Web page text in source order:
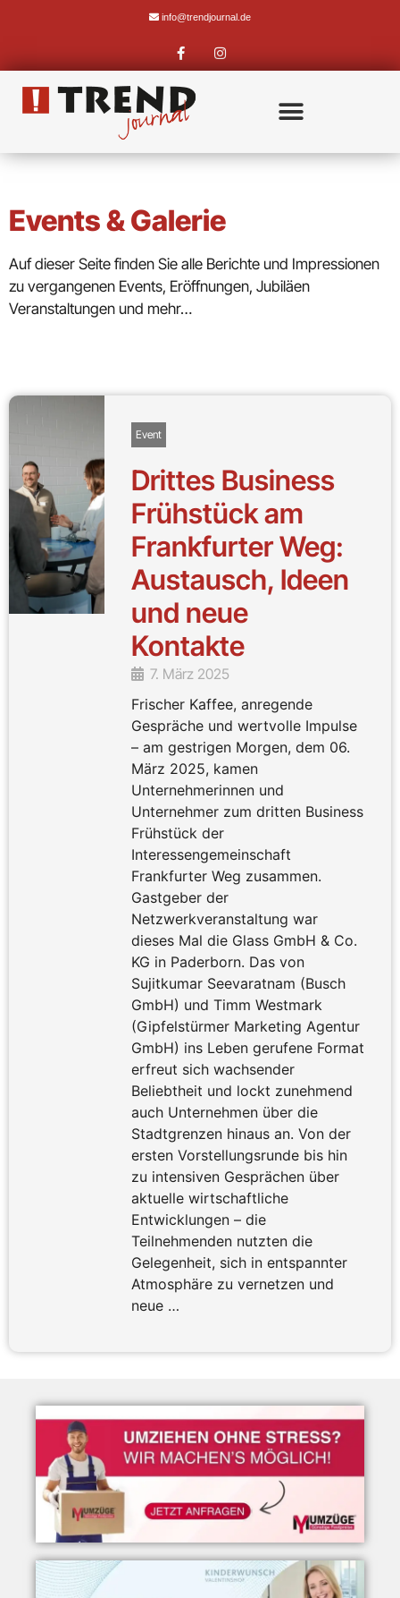
info@trendjournal.de
Events & Galerie
Auf dieser Seite finden Sie alle Berichte und Impressionen
zu vergangenen Events, Eröffnungen, Jubiläen
Veranstaltungen und mehr…
Event
Drittes Business
Frühstück am
Frankfurter Weg:
Austausch, Ideen
und neue
Kontakte
7. März 2025
Frischer Kaffee, anregende
Gespräche und wertvolle Impulse
– am gestrigen Morgen, dem 06.
März 2025, kamen
Unternehmerinnen und
Unternehmer zum dritten Business
Frühstück der
Interessengemeinschaft
Frankfurter Weg zusammen.
Gastgeber der
Netzwerkveranstaltung war
dieses Mal die Glass GmbH & Co.
KG in Paderborn. Das von
Sujitkumar Seevaratnam (Busch
GmbH) und Timm Westmark
(Gipfelstürmer Marketing Agentur
GmbH) ins Leben gerufene Format
erfreut sich wachsender
Beliebtheit und lockt zunehmend
auch Unternehmen über die
Stadtgrenzen hinaus an. Von der
ersten Vorstellungsrunde bis hin
zu intensiven Gesprächen über
aktuelle wirtschaftliche
Entwicklungen – die
Teilnehmenden nutzten die
Gelegenheit, sich in entspannter
Atmosphäre zu vernetzen und
neue …